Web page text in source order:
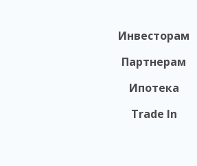
Инвесторам
Партнерам
Ипотека
Trade In